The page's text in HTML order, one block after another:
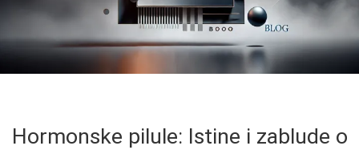
Hormonske pilule: Istine i zablude o